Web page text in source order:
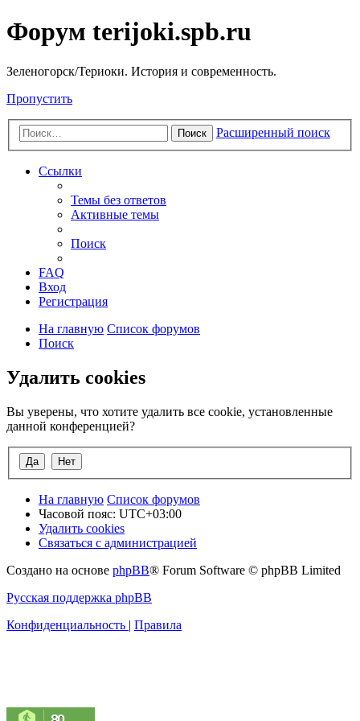
Форум terijoki.spb.ru
Зеленогорск/Териоки. История и современность.
Пропустить
Поиск Расширенный поиск
Ссылки
Темы без ответов
Активные темы
Поиск
FAQ
Вход
Регистрация
На главную Список форумов
Поиск
Удалить cookies
Вы уверены, что хотите удалить все cookie, установленные
данной конференцией?
На главную Список форумов
Часовой пояс: UTC+03:00
Удалить cookies
Связаться с администрацией
Создано на основе phpBB® Forum Software © phpBB Limited
Русская поддержка phpBB
Конфиденциальность | Правила